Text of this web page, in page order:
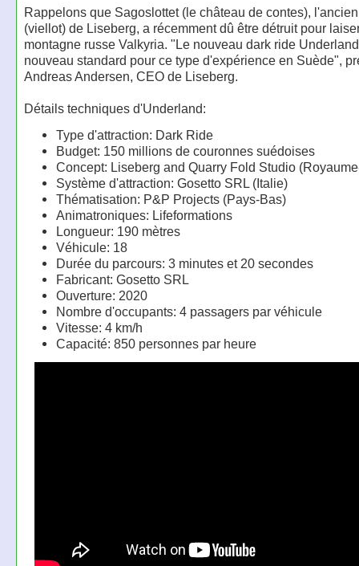
Rappelons que Sagoslottet (le château de contes),
(viellot) de Liseberg, a récemment dû être détruit pour
montagne russe Valkyria. "Le nouveau dark ride
nouveau standard pour ce type d'expérience en Suède",
Andreas Andersen, CEO de Liseberg.
Détails techniques d'Underland:
Type d'attraction: Dark Ride
Budget: 150 millions de couronnes suédoises
Concept: Liseberg and Quarry Fold Studio
Système d'attraction: Gosetto SRL (Italie)
Thématisation: P&P Projects (Pays-Bas)
Animatroniques: Lifeformations
Longueur: 190 mètres
Véhicule: 18
Durée du parcours: 3 minutes et 20 secondes
Fabricant: Gosetto SRL
Ouverture: 2020
Nombre d'occupants: 4 passagers par véhicule
Vitesse: 4 km/h
Capacité: 850 personnes par heure